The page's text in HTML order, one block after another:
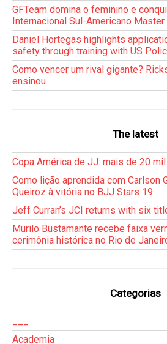
GFTeam domina o feminino e
Internacional Sul-Americano
Daniel Hortegas highlights
safety through training with US
Como vencer um rival gigante?
ensinou
The latest
Copa América de JJ: mais de 20
Como lição aprendida com Carlson
Queiroz à vitória no BJJ Stars 19
Jeff Curran’s JCI returns with six
Murilo Bustamante recebe faixa
cerimônia histórica no Rio de
Categorias
Academia